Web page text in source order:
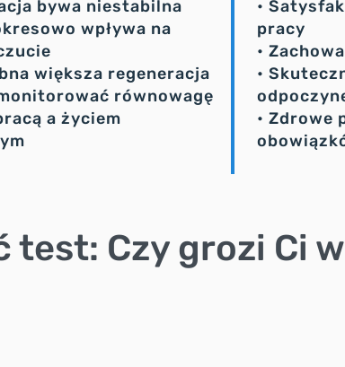
bywa niestabilna
wpływa na
większa regeneracja
równowagę
a życiem
•
pracy
•
•
• Zdrowe
test: Czy grozi Ci